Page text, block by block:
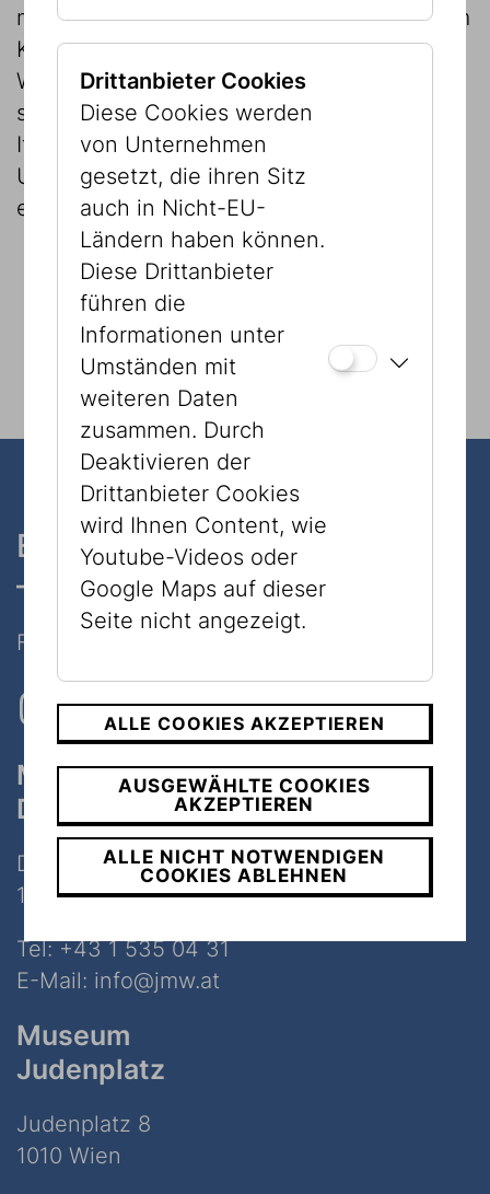
machen deutlich, dass die Sammlung einem
Kaleidoskop ähnelt, in dem sich (jüdische)
Weltgeschichte auf verschiedenste Weise
spiegelt. Von der Ukraine, Dänemark und
Italien bis nach Indien, Vietnam und in die
USA sind ihnen Geschichten der Migration
eingeschrieben.
ZUR ONLINEAUSSTELLUNG
Ein Museum, zwei Standorte
– nur 7 Minuten zu Fuß
Folgen Sie uns auf Social Media
Museum
Dorotheergasse
Dorotheergasse 11
1010 Wien
Tel:+43 1 535 04 31
E-Mail: info@jmw.at
Museum
Judenplatz
Judenplatz 8
1010 Wien
Drittanbieter Cookies
Diese Cookies werden
von Unternehmen
gesetzt, die ihren Sitz
auch in Nicht-EU-
Ländern haben können.
Diese Drittanbieter
führen die
Informationen unter
Umständen mit
weiteren Daten
zusammen. Durch
Deaktivieren der
Drittanbieter Cookies
wird Ihnen Content, wie
Youtube-Videos oder
Google Maps auf dieser
Seite nicht angezeigt.
ALLE COOKIES AKZEPTIEREN
AUSGEWÄHLTE COOKIES
AKZEPTIEREN
ALLE NICHT NOTWENDIGEN
COOKIES ABLEHNEN